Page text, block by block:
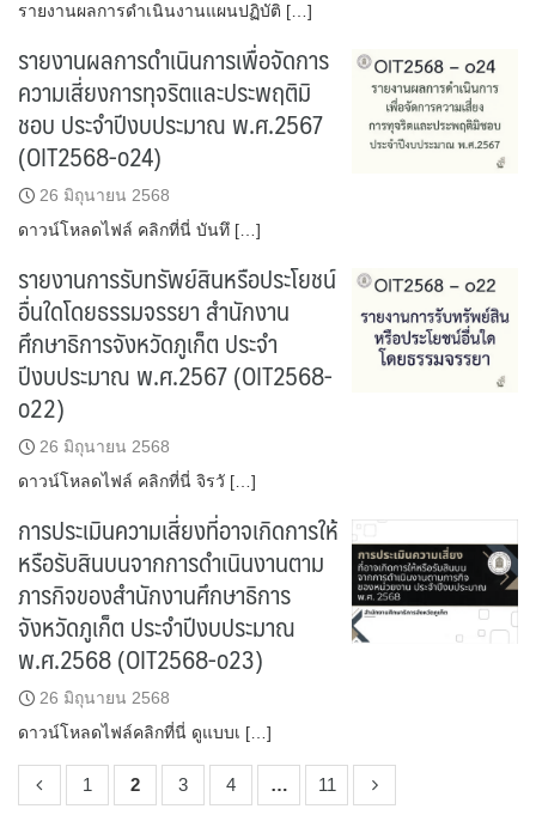
รายงานผลการดำเนินงานแผนปฏิบัติ […]
รายงานผลการดำเนินการเพื่อจัดการ
ความเสี่ยงการทุจริตและประพฤติมิ
ชอบ ประจำปีงบประมาณ พ.ศ.2567
(OIT2568-o24)
26 มิถุนายน 2568
ดาวน์โหลดไฟล์ คลิกที่นี่ บันทึ […]
รายงานการรับทรัพย์สินหรือประโยชน์
อื่นใดโดยธรรมจรรยา สำนักงาน
ศึกษาธิการจังหวัดภูเก็ต ประจำ
ปีงบประมาณ พ.ศ.2567 (OIT2568-
o22)
26 มิถุนายน 2568
ดาวน์โหลดไฟล์ คลิกที่นี่ จิรวั […]
การประเมินความเสี่ยงที่อาจเกิดการให้
หรือรับสินบนจากการดำเนินงานตาม
ภารกิจของสำนักงานศึกษาธิการ
จังหวัดภูเก็ต ประจำปีงบประมาณ
พ.ศ.2568 (OIT2568-o23)
26 มิถุนายน 2568
ดาวน์โหลดไฟล์คลิกที่นี่ ดูแบบเ […]
1 2 3 4 … 11